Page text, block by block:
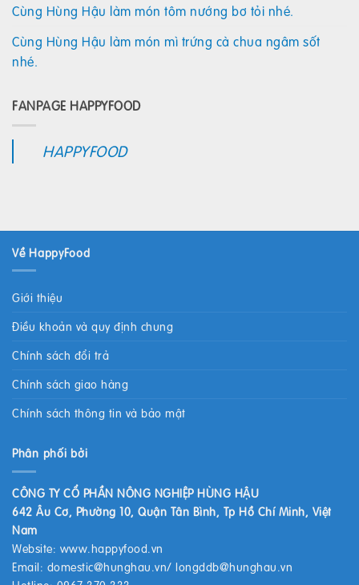
Cùng Hùng Hậu làm món tôm nướng bơ tỏi nhé.
Cùng Hùng Hậu làm món mì trứng cà chua ngâm sốt
nhé.
FANPAGE HAPPYFOOD
HAPPYFOOD
Về HappyFood
Giới thiệu
Điều khoản và quy định chung
Chính sách đổi trả
Chính sách giao hàng
Chính sách thông tin và bảo mật
Phân phối bởi
CÔNG TY CỔ PHẦN NÔNG NGHIỆP HÙNG HẬU
642 Âu Cơ, Phường 10, Quận Tân Bình, Tp Hồ Chí Minh, Việt
Nam
Website: www.happyfood.vn
Email: domestic@hunghau.vn/ longddb@hunghau.vn